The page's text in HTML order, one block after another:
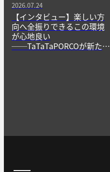
2026.07.24
【インタビュー】楽しい方
向へ全振りできるこの環境
が心地良い
──TaTaTaPORCOが新たに